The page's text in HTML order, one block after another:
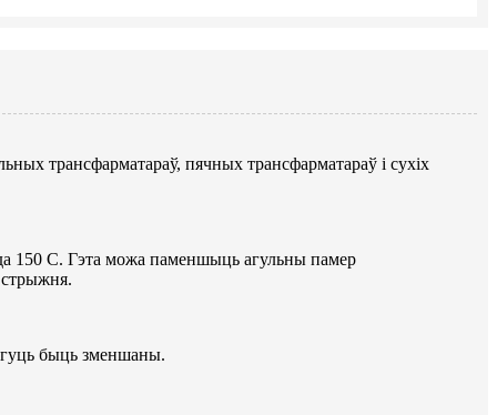
трансфарматараў, пячных трансфарматараў і сухіх
150 C. Гэта можа паменшыць агульны памер
стрыжня.
быць зменшаны.